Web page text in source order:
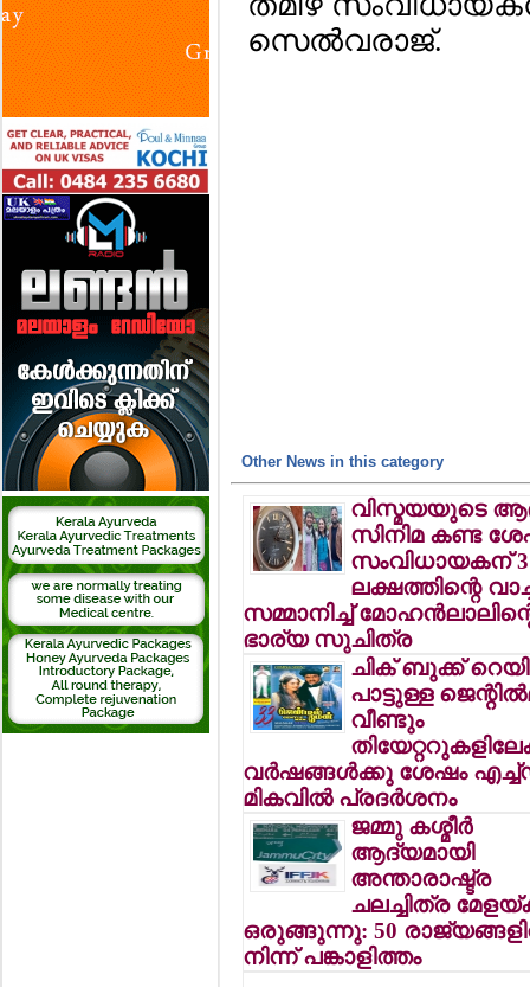
സെല്‍വരാജ്.
Other News in this category
വിസ്മയയുടെ
സിനിമ കണ്ട
സംവിധായകന് 3
ലക്ഷത്തിന്റെ
സമ്മാനിച്ച്
ഭാര്യ സുചിത്ര
ചിക് ബുക്ക്
പാട്ടുള്ള
വീണ്ടും
വര്‍ഷങ്ങള്‍ക്കു ശേഷം
മികവില്‍ പ്രദര്‍ശനം
ജമ്മു കശ്മീര്‍
ആദ്യമായി
അന്താരാഷ്ട്ര
ചലച്ചിത്ര
ഒരുങ്ങുന്നു: 50
നിന്ന് പങ്കാളിത്തം